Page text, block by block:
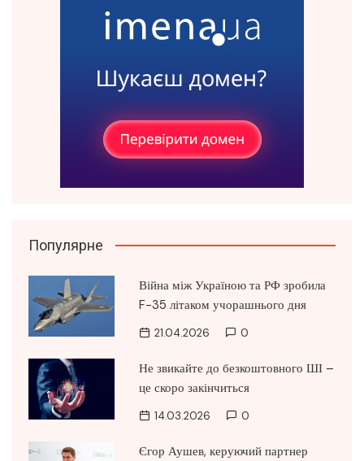
Популярне
Війна між Україною та РФ зробила
F-35 літаком учорашнього дня
21.04.2026 0
Не звикайте до безкоштовного ШІ –
це скоро закінчиться
14.03.2026 0
Єгор Аушев, керуючий партнер